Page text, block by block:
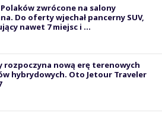
Polaków zwrócone na salony
Do oferty wjechał pancerny SUV,
nawet 7 miejsc i ...
rozpoczyna nową erę terenowych
hybrydowych. Oto Jetour Traveler